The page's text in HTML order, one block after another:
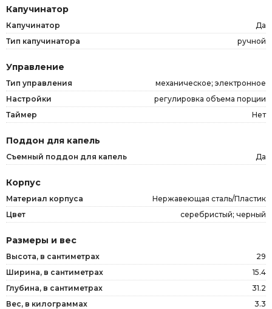
Капучинатор
Капучинатор
Да
Тип капучинатора
ручной
Управление
Тип управления
механическое; электронное
Настройки
регулировка объема порции
Таймер
Нет
Поддон для капель
Съемный поддон для капель Да
Корпус
Материал корпуса
Нержавеющая сталь/Пластик
Цвет
серебристый; черный
Размеры и вес
Высота, в сантиметрах
29
Ширина, в сантиметрах
15.4
Глубина, в сантиметрах
31.2
Вес, в килограммах
3.3